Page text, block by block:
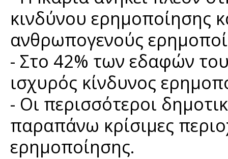
κινδύνου ερημοποίησης
ανθρωπογενούς
- Στο 42% των εδαφών
ισχυρός κίνδυνος
- Οι περισσότεροι
παραπάνω κρίσιμες
ερημοποίησης.